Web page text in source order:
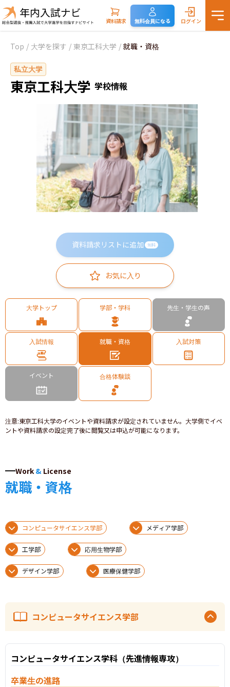
資料請求 無料会員になる ログイン
Top / 大学を探す / 東京工科大学 / 就職・資格
私立大学
東京工科大学 学校情報
資料請求リストに追加 無料
お気に入り
大学トップ 学部・学科 先生・学生の声
入試情報 就職・資格 入試対策
イベント 合格体験談
注意:東京工科大学のイベントや資料請求が設定されていません。大学側でイベ
ントや資料請求の設定完了後に閲覧又は申込が可能になります。
Work & License
就職・資格
コンピュータサイエンス学部 メディア学部
工学部 応用生物学部
デザイン学部 医療保健学部
コンピュータサイエンス学部
コンピュータサイエンス学科（先進情報専攻）
卒業生の進路